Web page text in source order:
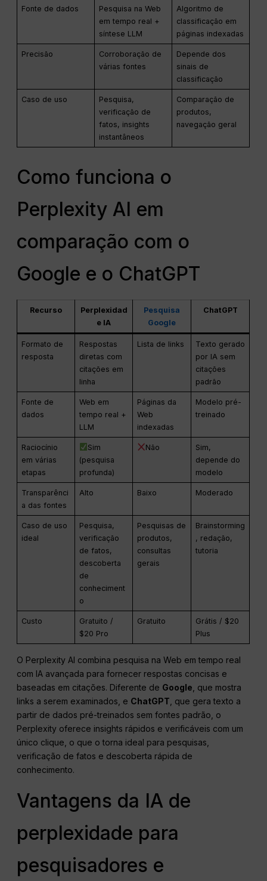
Fonte de dados
Pesquisa na Web
em tempo real +
síntese LLM
Algoritmo de
classificação em
páginas indexadas
Precisão
Corroboração de
várias fontes
Depende dos
sinais de
classificação
Caso de uso
Pesquisa,
verificação de
fatos, insights
instantâneos
Comparação de
produtos,
navegação geral
Como funciona o
Perplexity AI em
comparação com o
Google e o ChatGPT
Recurso
Perplexidad
e IA
Pesquisa
Google
ChatGPT
Formato de
resposta
Respostas
diretas com
citações em
linha
Lista de links
Texto gerado
por IA sem
citações
padrão
Fonte de
dados
Web em
tempo real +
LLM
Páginas da
Web
indexadas
Modelo pré-
treinado
Raciocínio
em várias
etapas
Sim
(pesquisa
profunda)
Não
Sim,
depende do
modelo
Transparênci
a das fontes
Alto Baixo Moderado
Caso de uso
ideal
Pesquisa,
verificação
de fatos,
descoberta
de
conheciment
o
Pesquisas de
produtos,
consultas
gerais
Brainstorming
, redação,
tutoria
Custo
Gratuito /
$20 Pro
Gratuito
Grátis / $20
Plus
O Perplexity AI combina pesquisa na Web em tempo real
com IA avançada para fornecer respostas concisas e
baseadas em citações. Diferente de Google , que mostra
links a serem examinados, e ChatGPT , que gera texto a
partir de dados pré-treinados sem fontes padrão, o
Perplexity oferece insights rápidos e verificáveis com um
único clique, o que o torna ideal para pesquisas,
verificação de fatos e descoberta rápida de
conhecimento.
Vantagens da IA de
perplexidade para
pesquisadores e